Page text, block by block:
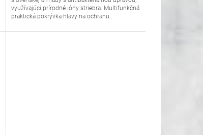
využívajúci prírodné ióny striebra. Multifunkčná
praktická pokrývka hlavy na ochranu...